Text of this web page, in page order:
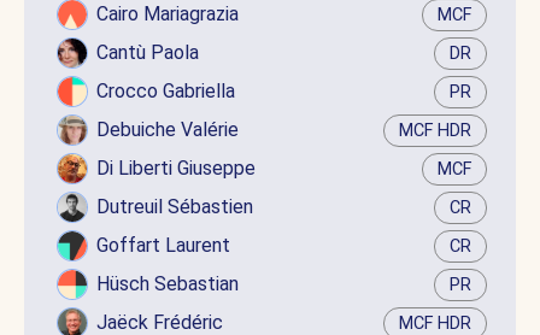
Cairo Mariagrazia MCF
Cantù Paola DR
Crocco Gabriella PR
Debuiche Valérie MCF HDR
Di Liberti Giuseppe MCF
Dutreuil Sébastien CR
Goffart Laurent CR
Hüsch Sebastian PR
Jaëck Frédéric MCF HDR